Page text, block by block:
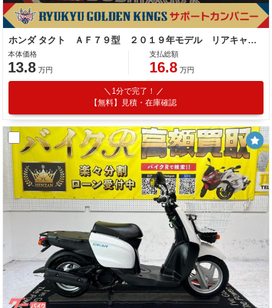
ホンダ タクト ＡＦ７９型 ２０１９年モデル リアキャリア センタースタンド
本体価格
13.8 万円
支払総額
16.8 万円
1分で完了！
【無料】見積・在庫確認